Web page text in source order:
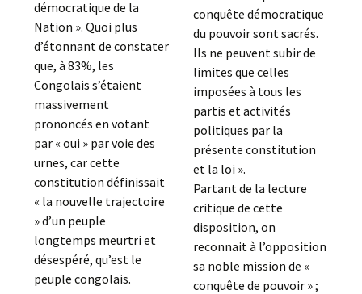
démocratique de la
Nation ». Quoi plus
d’étonnant de constater
que, à 83%, les
Congolais s’étaient
massivement
prononcés en votant
par « oui » par voie des
urnes, car cette
constitution définissait
« la nouvelle trajectoire
» d’un peuple
longtemps meurtri et
désespéré, qu’est le
peuple congolais.
conquête démocratique
du pouvoir sont sacrés.
Ils ne peuvent subir de
limites que celles
imposées à tous les
partis et activités
politiques par la
présente constitution
et la loi ».
Partant de la lecture
critique de cette
disposition, on
reconnait à l’opposition
sa noble mission de «
conquête de pouvoir » ;